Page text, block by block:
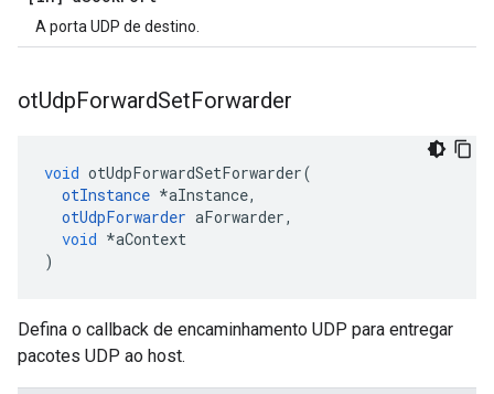
A porta UDP de destino.
otUdpForwardSetForwarder
void otUdpForwardSetForwarder(
otInstance *aInstance,
otUdpForwarder aForwarder,
void *aContext
)
Defina o callback de encaminhamento UDP para entregar
pacotes UDP ao host.